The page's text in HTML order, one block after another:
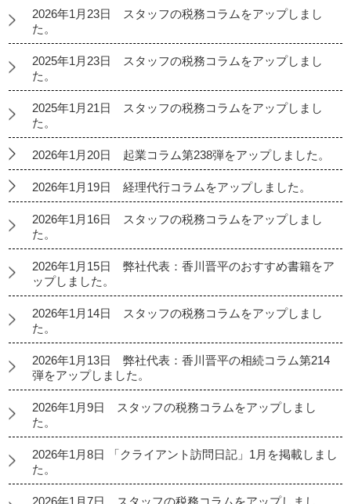
2026年1月23日 スタッフの税務コラムをアップしまし
た。
2025年1月23日 スタッフの税務コラムをアップしまし
た。
2025年1月21日 スタッフの税務コラムをアップしまし
た。
2026年1月20日 起業コラム第238弾をアップしました。
2026年1月19日 経理代行コラムをアップしました。
2026年1月16日 スタッフの税務コラムをアップしまし
た。
2026年1月15日 弊社代表：香川晋平のおすすめ書籍をア
ップしました。
2026年1月14日 スタッフの税務コラムをアップしまし
た。
2026年1月13日 弊社代表：香川晋平の相続コラム第214
弾をアップしました。
2026年1月9日 スタッフの税務コラムをアップしまし
た。
2026年1月8日 「クライアント訪問日記」1月を掲載しまし
た。
2026年1月7日 スタッフの税務コラムをアップしまし